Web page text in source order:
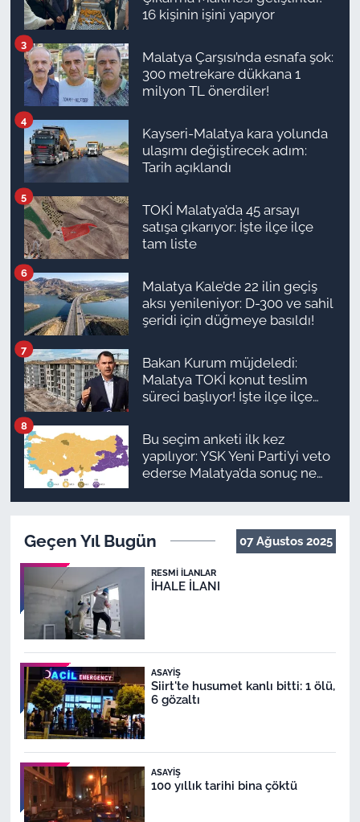
16 kişinin işini yapıyor
Malatya Çarşısı’nda esnafa şok:
300 metrekare dükkana 1
milyon TL önerdiler!
3
Kayseri-Malatya kara yolunda
ulaşımı değiştirecek adım:
Tarih açıklandı
4
TOKİ Malatya’da 45 arsayı
satışa çıkarıyor: İşte ilçe ilçe
tam liste
5
Malatya Kale’de 22 ilin geçiş
aksı yenileniyor: D-300 ve sahil
şeridi için düğmeye basıldı!
6
Bakan Kurum müjdeledi:
Malatya TOKİ konut teslim
süreci başlıyor! İşte ilçe ilçe
planı
7
Bu seçim anketi ilk kez
yapılıyor: YSK Yeni Parti’yi veto
ederse Malatya’da sonuç ne
8
Geçen Yıl Bugün 07 Ağustos 2025
RESMI İLANLAR
İHALE İLANI
ASAYIŞ
Siirt'te husumet kanlı bitti: 1 ölü,
6 gözaltı
ASAYIŞ
100 yıllık tarihi bina çöktü